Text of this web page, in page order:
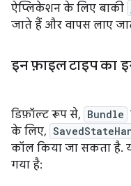
ऐप्लिकेशन के लिए बाकी
जाते हैं और वापस लाए
इन फ़ाइल टाइप का
डिफ़ॉल्ट रूप से, Bundle
के लिए,
कॉल किया जा सकता है.
गया है: